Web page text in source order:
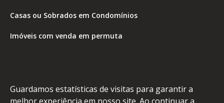
Guardamos estatísticas de visitas para garantir a
Casas ou Sobrados em Condomínios
Imóveis com venda em permuta
Casa com piscina